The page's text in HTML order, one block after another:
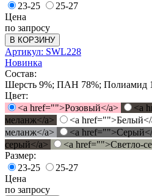
23-25
25-27
Цена
по запросу
В КОРЗИНУ
Артикул: SWL228
Новинка
Состав:
Шерсть 9%; ПАН 78%; Полиамид
Цвет:
<a href="">Розовый</a>
<a
меланж</a>
<a
меланж</a>
<a
серый</a>
<a href="">Светло-
Размер:
23-25
25-27
Цена
по запросу